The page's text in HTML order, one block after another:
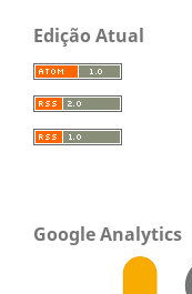
Edição Atual
Google Analytics